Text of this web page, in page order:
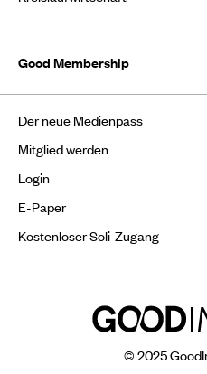
Good Membership
Der neue Medienpass
Mitglied werden
Login
E-Paper
Kostenloser Soli-Zugang
© 2025